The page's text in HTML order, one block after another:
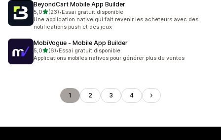
BeyondCart Mobile App Builder
5,0étoile(s) sur 5
(23)
23 avis au total
•Essai gratuit disponible
Une application native qui fait revenir les acheteurs avec des
notifications push et des jeux
MobiVogue ‑ Mobile App Builder
5,0étoile(s) sur 5
(6)
6 avis au total
•Essai gratuit disponible
Applications mobiles natives pour générer plus de ventes
1 2 3 4